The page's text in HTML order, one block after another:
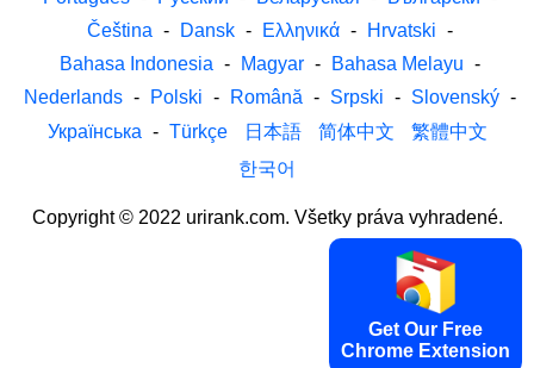
Čeština - Dansk - Ελληνικά - Hrvatski -
Bahasa Indonesia - Magyar - Bahasa Melayu -
Nederlands - Polski - Română - Srpski - Slovenský -
Українська - Türkçe 日本語 简体中文
繁體中文
한국어
Copyright © 2022 urirank.com. Všetky práva vyhradené.
Get Our Free
Chrome Extension